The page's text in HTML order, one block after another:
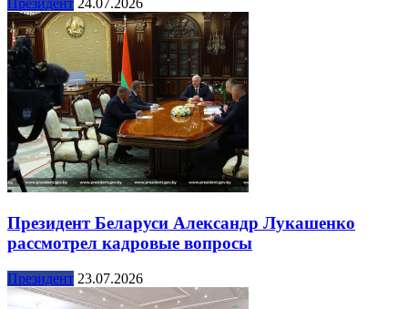
Президент 24.07.2026
Президент Беларуси Александр Лукашенко
рассмотрел кадровые вопросы
Президент 23.07.2026